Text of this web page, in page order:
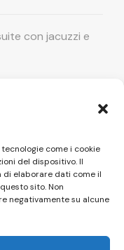
come i cookie
del dispositivo. Il
di elaborare dati come il
sito. Non
negativamente su alcune
con jacuzzi e
esclusivo
Il tuo relax